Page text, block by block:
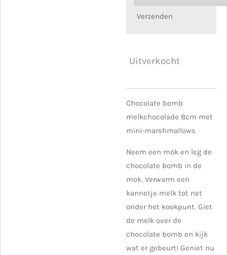
Verzenden
Uitverkocht
Chocolate bomb
melkchocolade 8cm met
mini-marshmallows
Neem een mok en leg de
chocolate bomb in de
mok. Verwarm een
kannetje melk tot net
onder het kookpunt. Giet
de melk over de
chocolate bomb en kijk
wat er gebeurt! Geniet nu